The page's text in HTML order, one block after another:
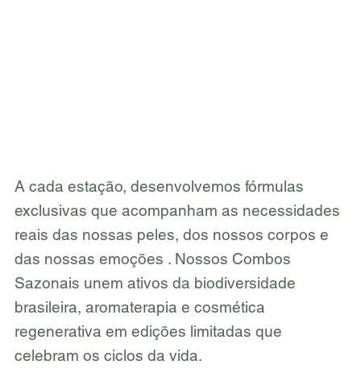
A cada estação, desenvolvemos fórmulas
exclusivas que acompanham as necessidades
reais das nossas peles, dos nossos corpos e
das nossas emoções . Nossos Combos
Sazonais unem ativos da biodiversidade
brasileira, aromaterapia e cosmética
regenerativa em edições limitadas que
celebram os ciclos da vida.